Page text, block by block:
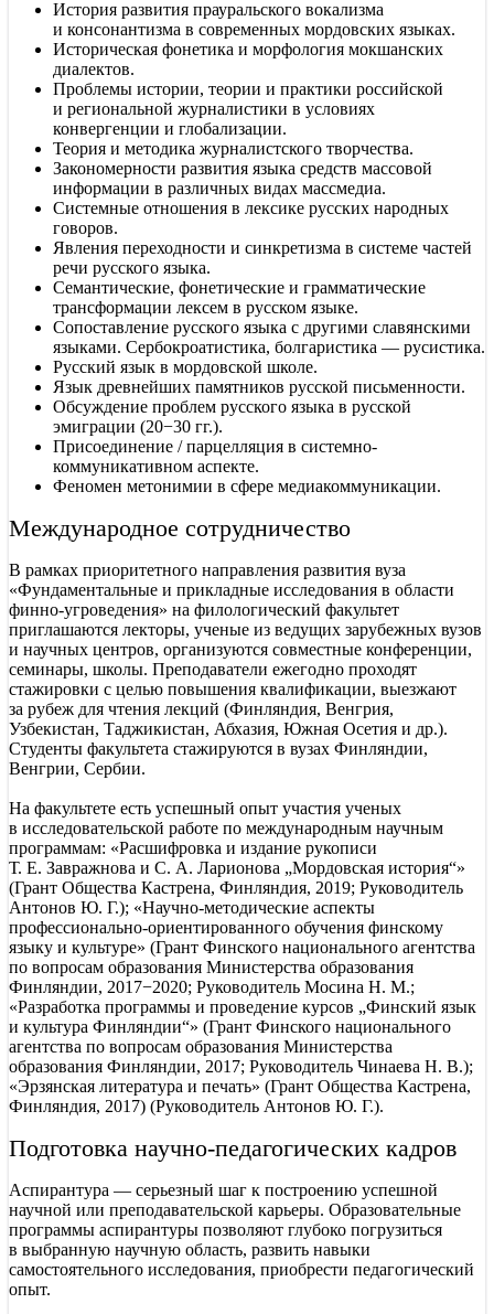
История развития прауральского вокализма
и консонантизма в современных мордовских языках.
Историческая фонетика и морфология мокшанских
диалектов.
Проблемы истории, теории и практики российской
и региональной журналистики в условиях
конвергенции и глобализации.
Теория и методика журналистского творчества.
Закономерности развития языка средств массовой
информации в различных видах массмедиа.
Системные отношения в лексике русских народных
говоров.
Явления переходности и синкретизма в системе частей
речи русского языка.
Семантические, фонетические и грамматические
трансформации лексем в русском языке.
Сопоставление русского языка с другими славянскими
языками. Сербокроатистика, болгаристика — русистика.
Русский язык в мордовской школе.
Язык древнейших памятников русской письменности.
Обсуждение проблем русского языка в русской
эмиграции (20−30 гг.).
Присоединение / парцелляция в системно-
коммуникативном аспекте.
Феномен метонимии в сфере медиакоммуникации.
Международное сотрудничество
В рамках приоритетного направления развития вуза
«Фундаментальные и прикладные исследования в области
финно-угроведения» на филологический факультет
приглашаются лекторы, ученые из ведущих зарубежных вузов
и научных центров, организуются совместные конференции,
семинары, школы. Преподаватели ежегодно проходят
стажировки с целью повышения квалификации, выезжают
за рубеж для чтения лекций (Финляндия, Венгрия,
Узбекистан, Таджикистан, Абхазия, Южная Осетия и др.).
Студенты факультета стажируются в вузах Финляндии,
Венгрии, Сербии.
На факультете есть успешный опыт участия ученых
в исследовательской работе по международным научным
программам: «Расшифровка и издание рукописи
Т. Е. Завражнова и С. А. Ларионова „Мордовская история“»
(Грант Общества Кастрена, Финляндия, 2019; Руководитель
Антонов Ю. Г.); «Научно-методические аспекты
профессионально-ориентированного обучения финскому
языку и культуре» (Грант Финского национального агентства
по вопросам образования Министерства образования
Финляндии, 2017−2020; Руководитель Мосина Н. М.;
«Разработка программы и проведение курсов „Финский язык
и культура Финляндии“» (Грант Финского национального
агентства по вопросам образования Министерства
образования Финляндии, 2017; Руководитель Чинаева Н. В.);
«Эрзянская литература и печать» (Грант Общества Кастрена,
Финляндия, 2017) (Руководитель Антонов Ю. Г.).
Подготовка научно-педагогических кадров
Аспирантура — серьезный шаг к построению успешной
научной или преподавательской карьеры. Образовательные
программы аспирантуры позволяют глубоко погрузиться
в выбранную научную область, развить навыки
самостоятельного исследования, приобрести педагогический
опыт.